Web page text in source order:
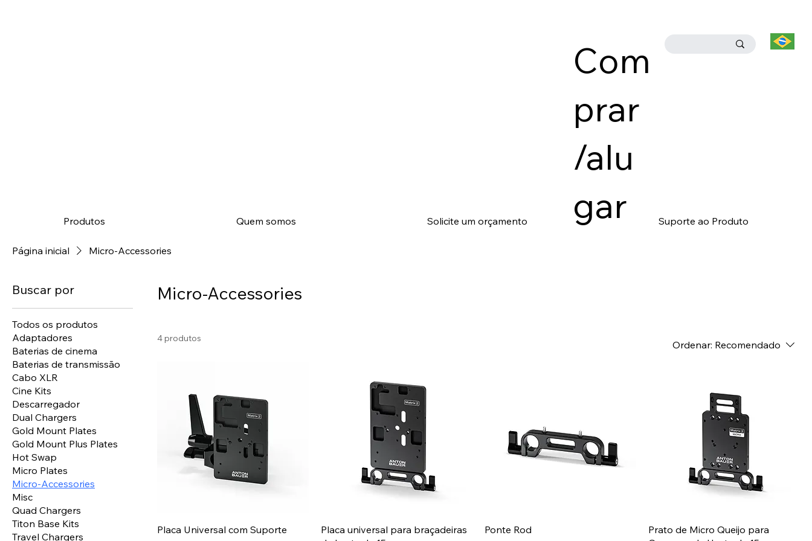
Produtos Quem somos Solicite um orçamento Suporte ao Produto
Com
prar
/alu
gar
Página inicial Micro-Accessories
Buscar por
Todos os produtos
Adaptadores
Baterias de cinema
Baterias de transmissão
Cabo XLR
Cine Kits
Descarregador
Dual Chargers
Gold Mount Plates
Gold Mount Plus Plates
Hot Swap
Micro Plates
Micro-Accessories
Misc
Quad Chargers
Titon Base Kits
Travel Chargers
Micro-Accessories
4 produtos
Ordenar: Recomendado
Placa Universal com Suporte
Placa universal para braçadeiras
Ponte Rod
Prato de Micro Queijo para